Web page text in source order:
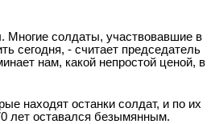
Многие солдаты, участвовавшие в
сегодня, - считает председатель
нам, какой непростой ценой, в
находят останки солдат, и по их
лет оставался безымянным.